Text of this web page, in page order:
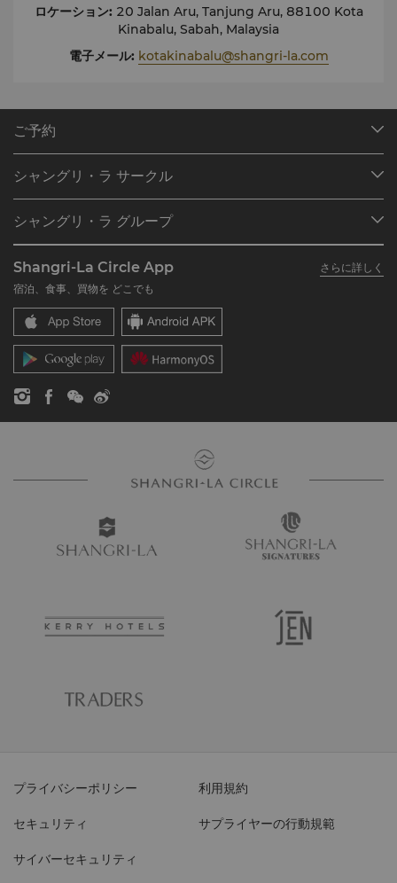
ロケーション: 20 Jalan Aru, Tanjung Aru, 88100 Kota
Kinabalu, Sabah, Malaysia
電子メール: kotakinabalu@shangri-la.com
ご予約
ご予約の検索
レストラン＆バー
シャングリ・ラ サークル
シャングリ・ラ サークルに入会
よくあるお問合せや質問
SLCに関するお問い合わせ
シャングリ・ラ グループ
シャングリ・ラ ブランド
シャングリ・ラ センター
レジデンス
お問い合わせ
採用情報
企業の社会的責任
ニュース
Shangri-La Circle App
さらに詳しく
宿泊、食事、買物を どこでも
プライバシーポリシー 利用規約
セキュリティ サプライヤーの行動規範
サイバーセキュリティ